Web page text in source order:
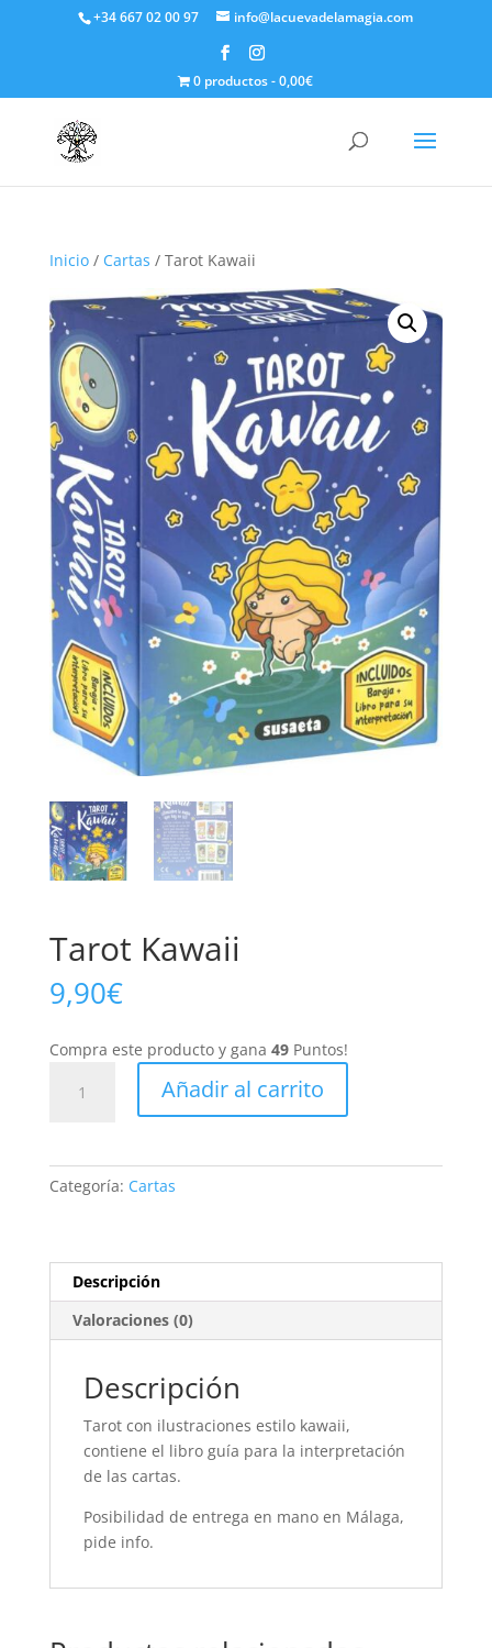
+34 667 02 00 97 info@lacuevadelamagia.com
0 productos 0,00€
Inicio/ Cartas / Tarot Kawaii
Tarot Kawaii
9,90€
Compra este producto y gana 49Puntos!
Kawaii
Añadir al carrito
Categoría: Cartas
Descripción
Valoraciones (0)
Descripción
Tarot con ilustraciones estilo kawaii,
contiene el libro guía para la interpretación
de las cartas.
Posibilidad de entrega en mano en Málaga,
pide info.